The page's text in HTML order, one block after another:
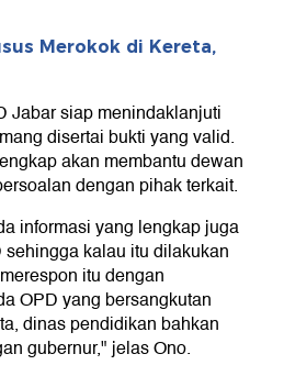
Merokok di Kereta,
Jabar siap menindaklanjuti
disertai bukti yang valid.
akan membantu dewan
dengan pihak terkait.
informasi yang lengkap juga
kalau itu dilakukan
itu dengan
OPD yang bersangkutan
dinas pendidikan bahkan
gubernur," jelas Ono.